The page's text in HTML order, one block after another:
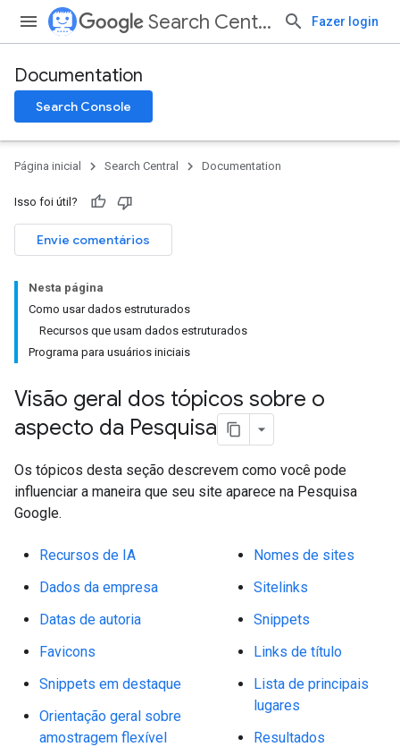
Search Central Fazer login
Documentation
Search Console
Página inicial Search Central Documentation
Isso foi útil?
Envie comentários
Nesta página
Como usar dados estruturados
Recursos que usam dados estruturados
Programa para usuários iniciais
Visão geral dos tópicos sobre o
aspecto da Pesquisa
Os tópicos desta seção descrevem como você pode
influenciar a maneira que seu site aparece na Pesquisa
Google.
Recursos de IA
Dados da empresa
Datas de autoria
Favicons
Snippets em destaque
Orientação geral sobre
amostragem flexível
Nomes de sites
Sitelinks
Snippets
Links de título
Lista de principais
lugares
Resultados